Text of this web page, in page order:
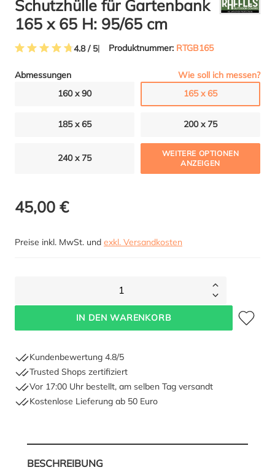
Schutzhülle für Gartenbank
165 x 65 H: 95/65 cm
4.8 / 5 Produktnummer: RTGB165
Abmessungen
Wie soll ich messen?
160 x 90
165 x 65
185 x 65 200 x 75
240 x 75
WEITERE OPTIONEN
ANZEIGEN
45,00 €
Preise inkl. MwSt. und exkl. Versandkosten
1
IN DEN WARENKORB
Zum
Kundenbewertung 4.8/5
Trusted Shops zertifiziert
Vor 17:00 Uhr bestellt, am selben Tag versandt
Kostenlose Lieferung ab 50 Euro
BESCHREIBUNG